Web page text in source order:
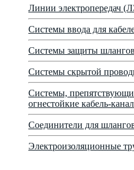
Линии электропередач
Системы ввода для
Системы защиты
Системы скрытой
Системы,
огнестойкие кабель-
Соединители для
Электроизоляционные